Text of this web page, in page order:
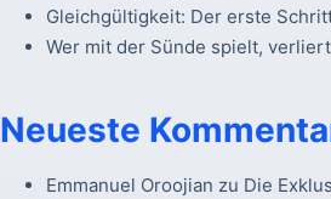
Gleichgültigkeit: Der erste
Wer mit der Sünde spielt, verliert
Neueste
Emmanuel Oroojian zu Die